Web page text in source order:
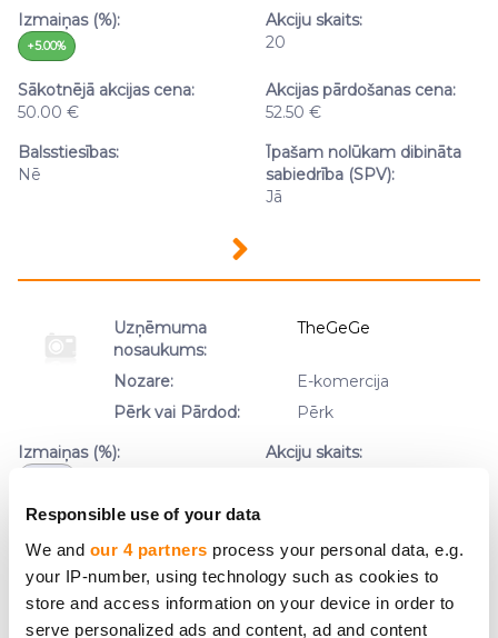
Responsible use of your data
We and our 4 partners process your personal data, e.g.
your IP-number, using technology such as cookies to
store and access information on your device in order to
serve personalized ads and content, ad and content
Izmaiņas (%):
+5.00%
Akciju skaits:
20
Sākotnējā akcijas cena:
50.00 €
Akcijas pārdošanas cena:
52.50 €
Balsstiesības:
Nē
Īpašam nolūkam dibināta
sabiedrība (SPV):
Jā
Uzņēmuma
nosaukums:
TheGeGe
Nozare:
E-komercija
Pērk vai Pārdod:
Pērk
Izmaiņas (%):
Akciju skaits:
Sākotnējā akcijas cena:
50.00 €
45.00 €
Balsstiesības:
Nē
Īpašam nolūkam dibināta
sabiedrība (SPV):
Jā